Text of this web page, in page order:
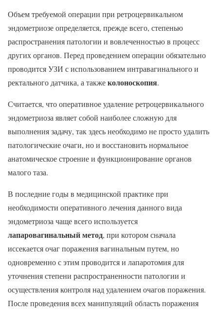
Объем требуемой операции при ретроцервикальном
эндометриозе определяется, прежде всего, степенью
распространения патологии и вовлеченностью в процесс
других органов. Перед проведением операции обязательно
проводится УЗИ с использованием интравагинального и
ректального датчика, а такжеколоноскопия.
Считается, что оперативное удаление ретроцервикального
эндометриоза являет собой наиболее сложную для
выполнения задачу, так здесь необходимо не просто удалить
патологические очаги, но и восстановить нормальное
анатомическое строение и функционирование органов
малого таза.
В последние годы в медицинской практике при
необходимости оперативного лечения данного вида
эндометриоза чаще всего используется
лапаровагинальный метод, при котором сначала
иссекается очаг поражения вагинальным путем, но
одновременно с этим проводится и лапаротомия для
уточнения степени распространенности патологии и
осуществления контроля над удалением очагов поражения.
После проведения всех манипуляций область поражения